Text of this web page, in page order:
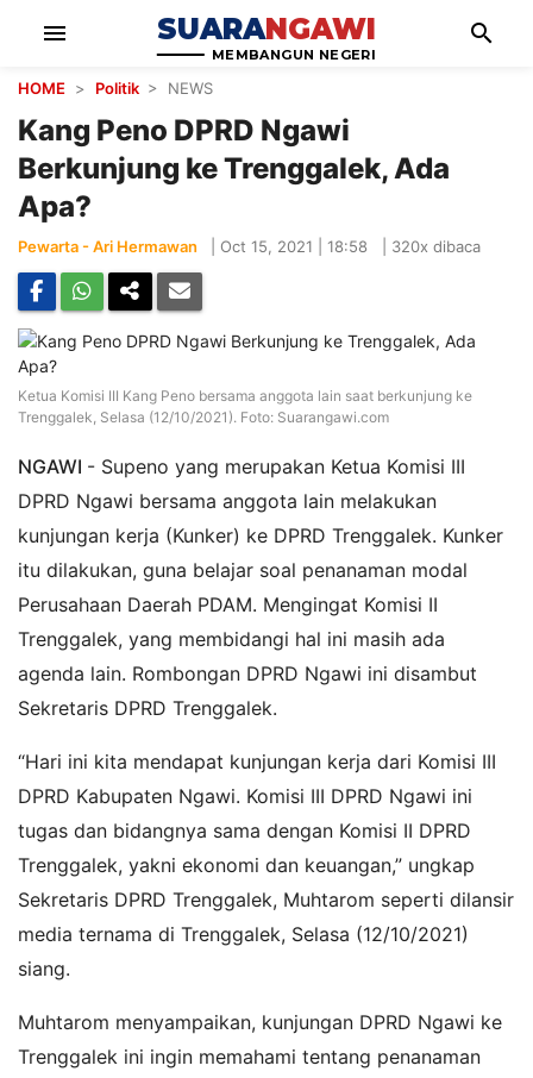
menu SUARANGAWI
MEMBANGUN NEGERI
search
HOME > Politik > NEWS
Kang Peno DPRD Ngawi
Berkunjung ke Trenggalek, Ada
Apa?
Pewarta - Ari Hermawan Oct 15, 2021 | 18:58 320x dibaca
Ketua Komisi III Kang Peno bersama anggota lain saat berkunjung ke
Trenggalek, Selasa (12/10/2021). Foto: Suarangawi.com
NGAWI - Supeno yang merupakan Ketua Komisi III
DPRD Ngawi bersama anggota lain melakukan
kunjungan kerja (Kunker) ke DPRD Trenggalek. Kunker
itu dilakukan, guna belajar soal penanaman modal
Perusahaan Daerah PDAM. Mengingat Komisi II
Trenggalek, yang membidangi hal ini masih ada
agenda lain. Rombongan DPRD Ngawi ini disambut
Sekretaris DPRD Trenggalek.
“Hari ini kita mendapat kunjungan kerja dari Komisi III
DPRD Kabupaten Ngawi. Komisi III DPRD Ngawi ini
tugas dan bidangnya sama dengan Komisi II DPRD
Trenggalek, yakni ekonomi dan keuangan,” ungkap
Sekretaris DPRD Trenggalek, Muhtarom seperti dilansir
media ternama di Trenggalek, Selasa (12/10/2021)
siang.
Muhtarom menyampaikan, kunjungan DPRD Ngawi ke
Trenggalek ini ingin memahami tentang penanaman